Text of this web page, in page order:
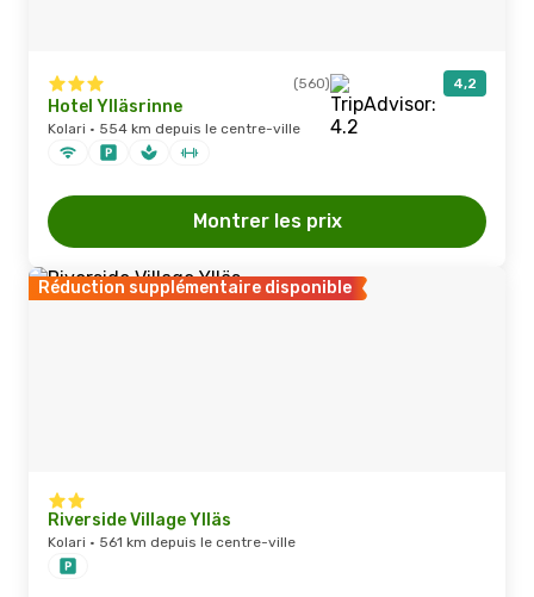
(560) 4,2
Hotel Ylläsrinne
Kolari · 554 km depuis le centre-ville
Montrer les prix
Réduction supplémentaire disponible
Riverside Village Ylläs
Kolari · 561 km depuis le centre-ville